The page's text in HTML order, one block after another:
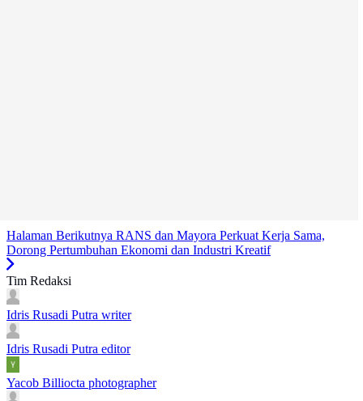
Halaman Berikutnya RANS dan Mayora Perkuat Kerja Sama,
Dorong Pertumbuhan Ekonomi dan Industri Kreatif
Tim Redaksi
Idris Rusadi Putra writer
Idris Rusadi Putra editor
Yacob Billiocta photographer